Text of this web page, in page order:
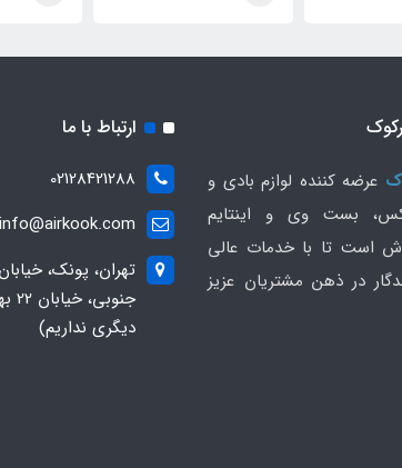
عرضه کننده لوازم بادی و
بست وی و اینتایم
است تا با خدمات عالی
در ذهن مشتریان عزیز
ارتباط با ما
02128421288
info@airkook.com
تهران، پونک،
دیگری نداریم)